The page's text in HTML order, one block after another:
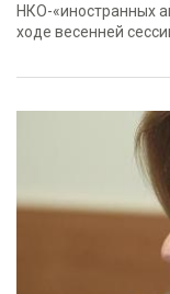
НКО-«иностранных
ходе весенней